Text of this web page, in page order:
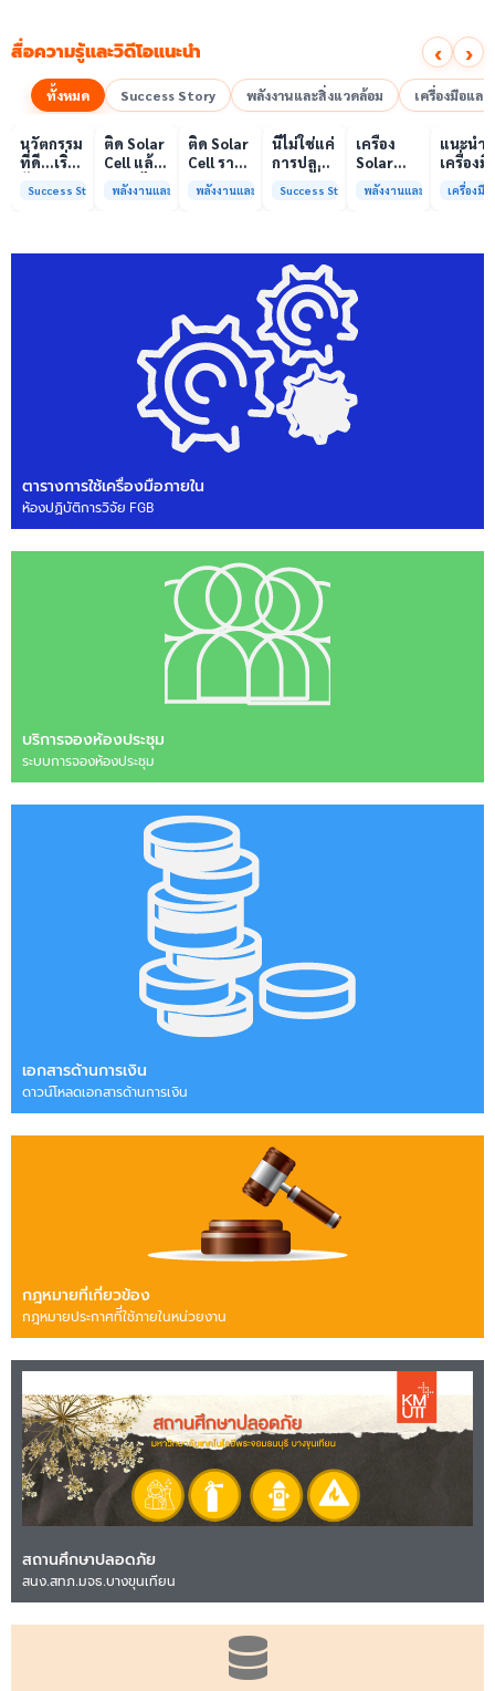
สื่อความรู้และวิดีโอแนะนำ ‹ ›
ทั้งหมด Success Story พลังงานและสิ่งแวดล้อม เครื่องมือแล
00:10
นวัตกรรม
ที่ดี…เริ่ม
ความร่วม
Success Story
00:10
ติด Solar
Cell แล้ว
ลดค่าไฟ
ได้จริง
พลังงานและสิ่งแวดล้อม
00:08
ติด Solar
Cell ราคา
แพง แต่
ค่าไฟ
พลังงานและสิ่งแวดล้อม
เล่นวิดีโอ
นี่ไม่ใช่แค่
การปลูก
คือการ
ให้ป่า
ต้นน้ำและ
ชุมชน
Success Story
เครื่อง
Solar
Simulator
มาตรฐาน
รับรอง
ISO/IEC17025
บริการ
พลังงานและสิ่งแวดล้อม
เล่
01:00
แนะนำ
เครื่องมื
วิเคราะ
ทดสอบ
การกลา
เครื่องมื
ตารางการใช้เครื่องมือภายใน
ห้องปฏิบัติการวิจัย FGB
บริการจองห้องประชุม
ระบบการจองห้องประชุม
เอกสารด้านการเงิน
ดาวน์โหลดเอกสารด้านการเงิน
กฎหมายที่เกี่ยวข้อง
กฎหมายประกาศทีี่ใช้ภายในหน่วยงาน
สถานศึกษาปลอดภัย
สนง.สทภ.มจธ.บางขุนเทียน